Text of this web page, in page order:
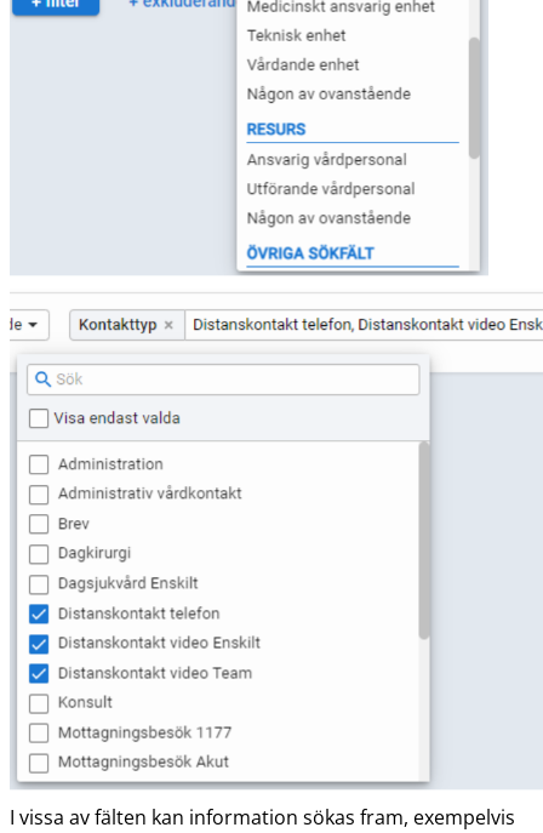
I vissa av fälten kan information sökas fram, exempelvis